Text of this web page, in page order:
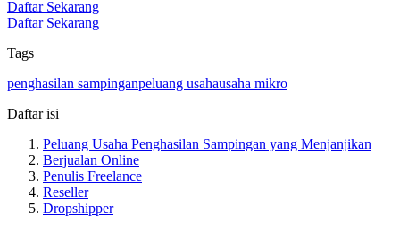
Daftar Sekarang
Daftar Sekarang
Tags
penghasilan sampinganpeluang usahausaha mikro
Daftar isi
Peluang Usaha Penghasilan Sampingan yang Menjanjikan
Berjualan Online
Penulis Freelance
Reseller
Dropshipper